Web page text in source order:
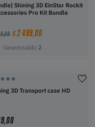
Shining 3D EinStar Rockit
Pro Kit Bundle
€2 499,00
Varastosaldo 2
3D Transport case HD